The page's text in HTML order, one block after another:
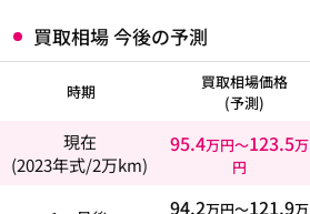
買取相場 今後の予測
時期
買取相場価格
(予測)
現在
(2023年式/2万km)
95.4万円〜123.5万
円
94.2万円〜121.9万